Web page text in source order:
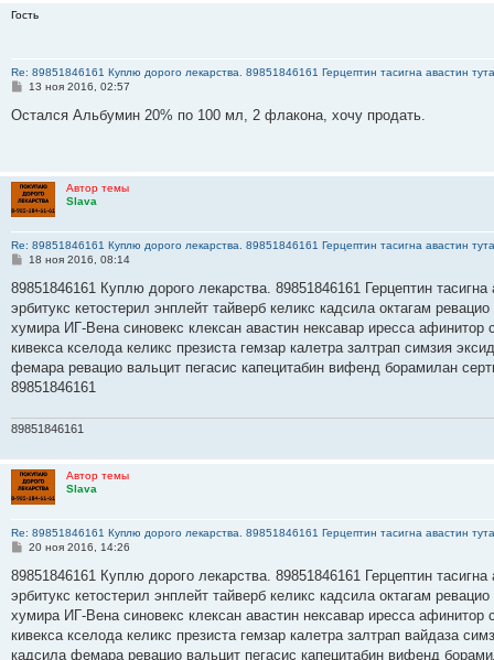
Гость
Re: 89851846161 Куплю дорого лекарства. 89851846161 Герцептин тасигна авастин
С
о
и
е
13 ноя 2016, 02:57
Остался Альбумин 20% по 100 мл, 2 флакона, хочу продать.
Автор темы
Slava
Re: 89851846161 Куплю дорого лекарства. 89851846161 Герцептин тасигна авастин
С
о
щ
е
и
е
18 ноя 2016, 08:14
89851846161 Куплю дорого лекарства. 89851846161 Герцептин
эрбитукс кетостерил энплейт тайверб келикс кадсила октагам
хумира ИГ-Вена синовекс клексан авастин нексавар иресса
кивекса кселода келикс презиста гемзар калетра залтрап симзия
фемара ревацио вальцит пегасис капецитабин вифенд борамилан
89851846161
89851846161
Автор темы
Slava
Re: 89851846161 Куплю дорого лекарства. 89851846161 Герцептин тасигна авастин
С
о
щ
е
и
е
20 ноя 2016, 14:26
89851846161 Куплю дорого лекарства. 89851846161 Герцептин
эрбитукс кетостерил энплейт тайверб келикс кадсила октагам
хумира ИГ-Вена синовекс клексан авастин нексавар иресса
кивекса кселода келикс презиста гемзар калетра залтрап вайдаза
кадсила фемара ревацио вальцит пегасис капецитабин вифенд